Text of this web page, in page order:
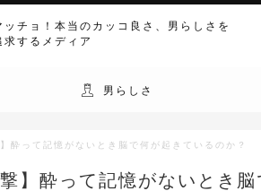
ッチョ！本当のカッコ良さ、男らしさを
求するメディア
男らしさ
酔って記憶がないとき脳で何が起きているのか？
撃】酔って記憶がないとき